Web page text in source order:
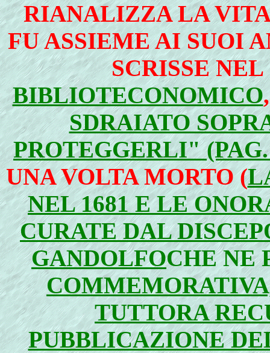
RIANALIZZA LA
FU ASSIEME AI SUOI
SCRISSE
BIBLIOTECONOMICO
SDRAIATO
PROTEGGERLI"
UNA VOLTA MORTO (
NEL 1681 E LE
CURATE DAL
GANDOLFOCHE NE
TUTTORA
PUBBLICAZIONE